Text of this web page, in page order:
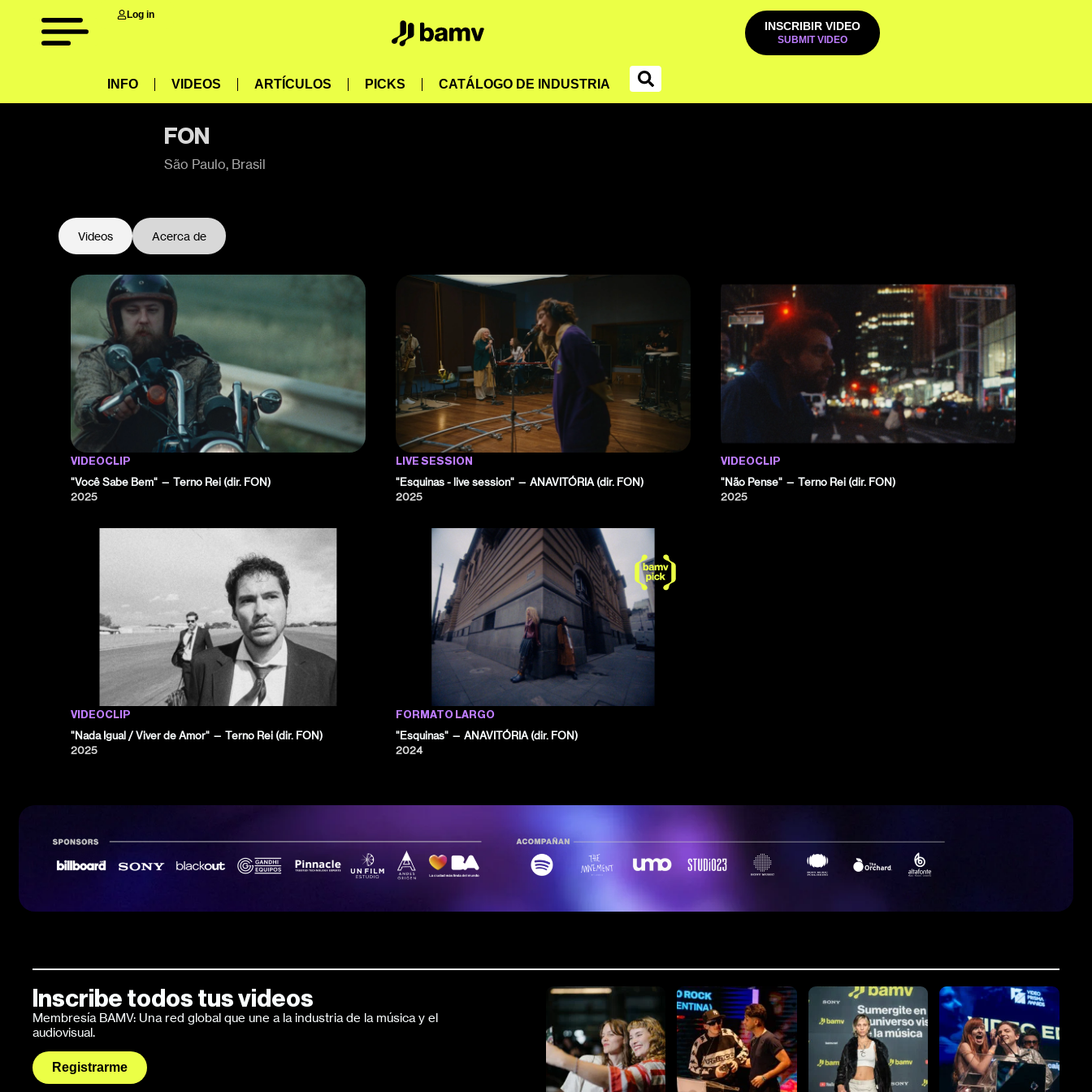
Log in
INSCRIBIR VIDEO
INFO VIDEOS ARTÍCULOS PICKS CATÁLOGO DE INDUSTRIA
FON
São Paulo, Brasil
Videos Acerca de
VIDEOCLIP
"Você Sabe Bem" — Terno Rei (dir. FON)
2025
LIVE SESSION
"Esquinas - live session" — ANAVITÓRIA (dir. FON)
2025
VIDEOCLIP
"Não Pense" — Terno Rei (dir. FON)
2025
VIDEOCLIP
"Nada Igual / Viver de Amor" — Terno Rei (dir. FON)
2025
FORMATO LARGO
"Esquinas" — ANAVITÓRIA (dir. FON)
2024
Inscribe todos tus videos
Membresía BAMV: Una red global que une a la industria de la música y el
audiovisual.
Registrarme